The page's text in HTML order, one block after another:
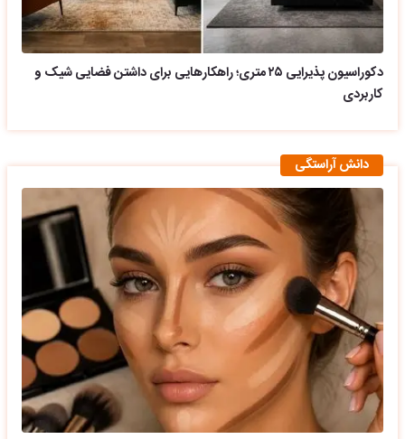
دکوراسیون پذیرایی ۲۵ متری؛ راهکارهایی برای داشتن فضایی شیک و
کاربردی
دانش آراستگی